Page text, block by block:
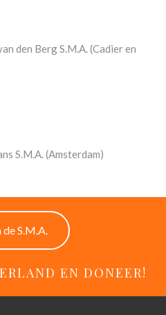
den Berg S.M.A. (Cadier en
S.M.A. (Amsterdam)
de S.M.A.
EN DONEER!